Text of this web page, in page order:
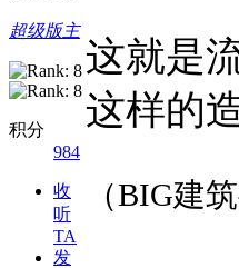
超级版主
积分
984
收
听
TA
发
这就是
这样的
（BIG建